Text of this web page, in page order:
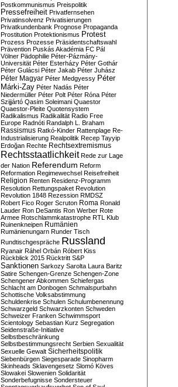
Postkommunismus Preispolitik
Pressefreiheit Privatfernsehen
Privatinsolvenz Privatisierungen
Privatkundenbank Prognose Propaganda
Prostitution Protektionismus Protest
Prozess Prozesse Präsidentschaftswahl
Prävention Puskás Akadémia FC Pál
Völner Pädophilie Péter-Pázmány-
Universität Péter Esterházy Péter Gothár
Péter Gulácsi Péter Jakab Péter Juhász
Péter Magyar Péter Medgyessy Péter
Márki-Zay Péter Nadás Péter
Niedermüller Péter Polt Péter Róna Péter
Szijjártó Qasim Soleimani Quaestor
Quaestor-Pleite Quotensystem
Radikalismus Radikalität Radio Free
Europe Radnóti Randalph L. Braham
Rassismus Ratkó-Kinder Rattenplage Re-
Industrialisierung Realpolitik Recep Tayyip
Erdoğan Rechte Rechtsextremismus
Rechtsstaatlichkeit Rede zur Lage
der Nation Referendum Reform
Reformation Regimewechsel Reisefreiheit
Religion Renten Residenz-Programm
Resolution Rettungspaket Revolution
Revolution 1848 Rezession RMDSZ
Robert Fico Roger Scruton Roma Ronald
Lauder Ron DeSantis Ron Werber Rote
Armee Rotschlammkatastrophe RTL Klub
Ruinenkneipen Rumänien
Rumänienungarn Runder Tisch
Rundtischgespräche Russland
Ryanair Ráhel Orbán Róbert Kiss
Rückblick 2015 Rücktritt S&P
Sanktionen Sarkozy Sarolta Laura Baritz
Satire Schengen-Grenze Schengen-Zone
Schengener Abkommen Schiefergas
Schlacht am Donbogen Schmalspurbahn
Schottische Volksabstimmung
Schuldenkrise Schulen Schulumbenennung
Schwarzgeld Schwarzkonten Schweden
Schweizer Franken Schwimmsport
Scientology Sebastian Kurz Segregation
Seidenstraße-Initiative
Selbstbeschränkung
Selbstbestimmungsrecht Serbien Sexualität
Sexuelle Gewalt Sicherheitspolitik
Siebenbürgen Siegesparade Sinopharm
Skinheads Sklavengesetz Slomó Köves
Slowakei Slowenien Solidarität
Sonderbefugnisse Sondersteuer